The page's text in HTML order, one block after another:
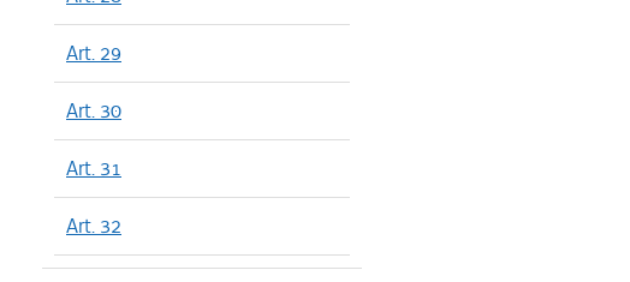
Art. 29
Art. 30
Art. 31
Art. 32